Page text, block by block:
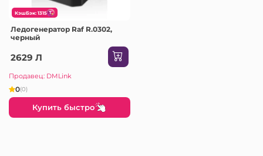
КэшБэк: 1315
Ледогенератор Raf R.0302,
черный
2629 Л
Продавец: DMLink
0(0)
Купить быстро